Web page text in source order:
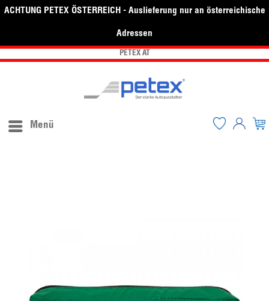
ACHTUNG PETEX ÖSTERREICH - Auslieferung nur an österreichische
Adressen
PETEX AT
Menü